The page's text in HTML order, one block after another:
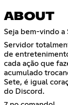
ABOUT
Seja bem-vindo a
Servidor
de
cada ação que
acumulado
Sete, é igual
do Discord.